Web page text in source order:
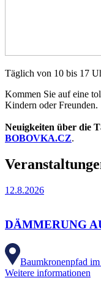
Täglich von 10 bis 17
Kommen Sie auf eine
Kindern oder Freunden.
Neuigkeiten über die
BOBOVKA.CZ.
12.8.2026
DÄMMERUNG
Baumkronenpfad
Weitere informationen